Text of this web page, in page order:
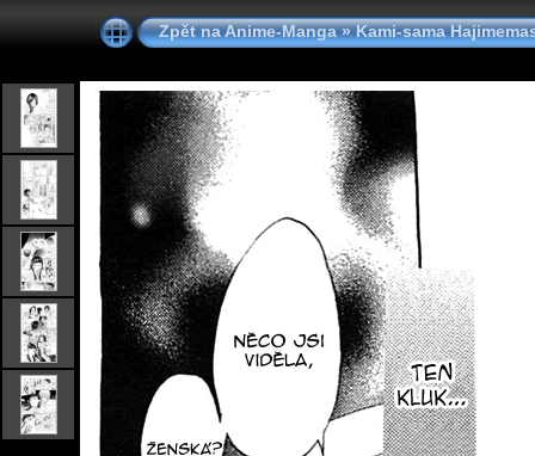
Zpět na Anime-Manga»Kami-sama